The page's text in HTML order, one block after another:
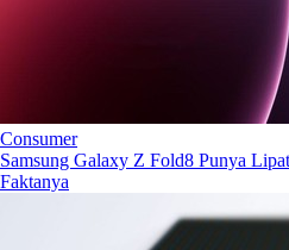
Consumer
Samsung Galaxy Z Fold8 Punya
Faktanya